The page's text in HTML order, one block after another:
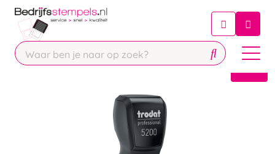
Chatbot
Chat 24/7 met onze chatbot voor
Contact